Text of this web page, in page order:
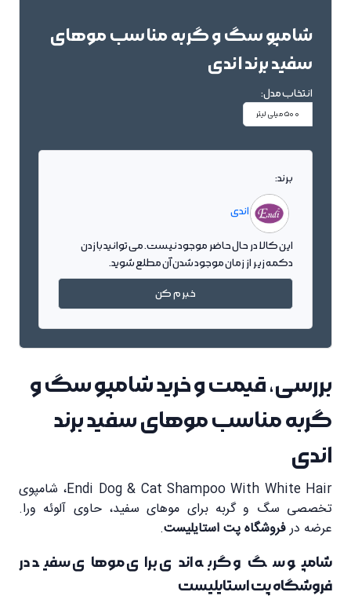
شامپو سگ و گربه مناسب موهای
سفید برند اندی
انتخاب مدل:
500 میلی لیتر
برند:
اندی
این کالا در حال حاضر موجود نیست. می توانید با زدن
دکمه زیر از زمان موجود شدن آن مطلع شوید.
خبرم کن
بررسی، قیمت و خرید شامپو سگ و
گربه مناسب موهای سفید برند
اندی
Endi Dog & Cat Shampoo With White Hair، شامپوی
تخصصی سگ و گربه برای موهای سفید، حاوی آلوئه ورا.
عرضه درفروشگاه پت استایلیست.
شامپو سگ و گربه اندی برای موهای سفید در
فروشگاه پت استایلیست